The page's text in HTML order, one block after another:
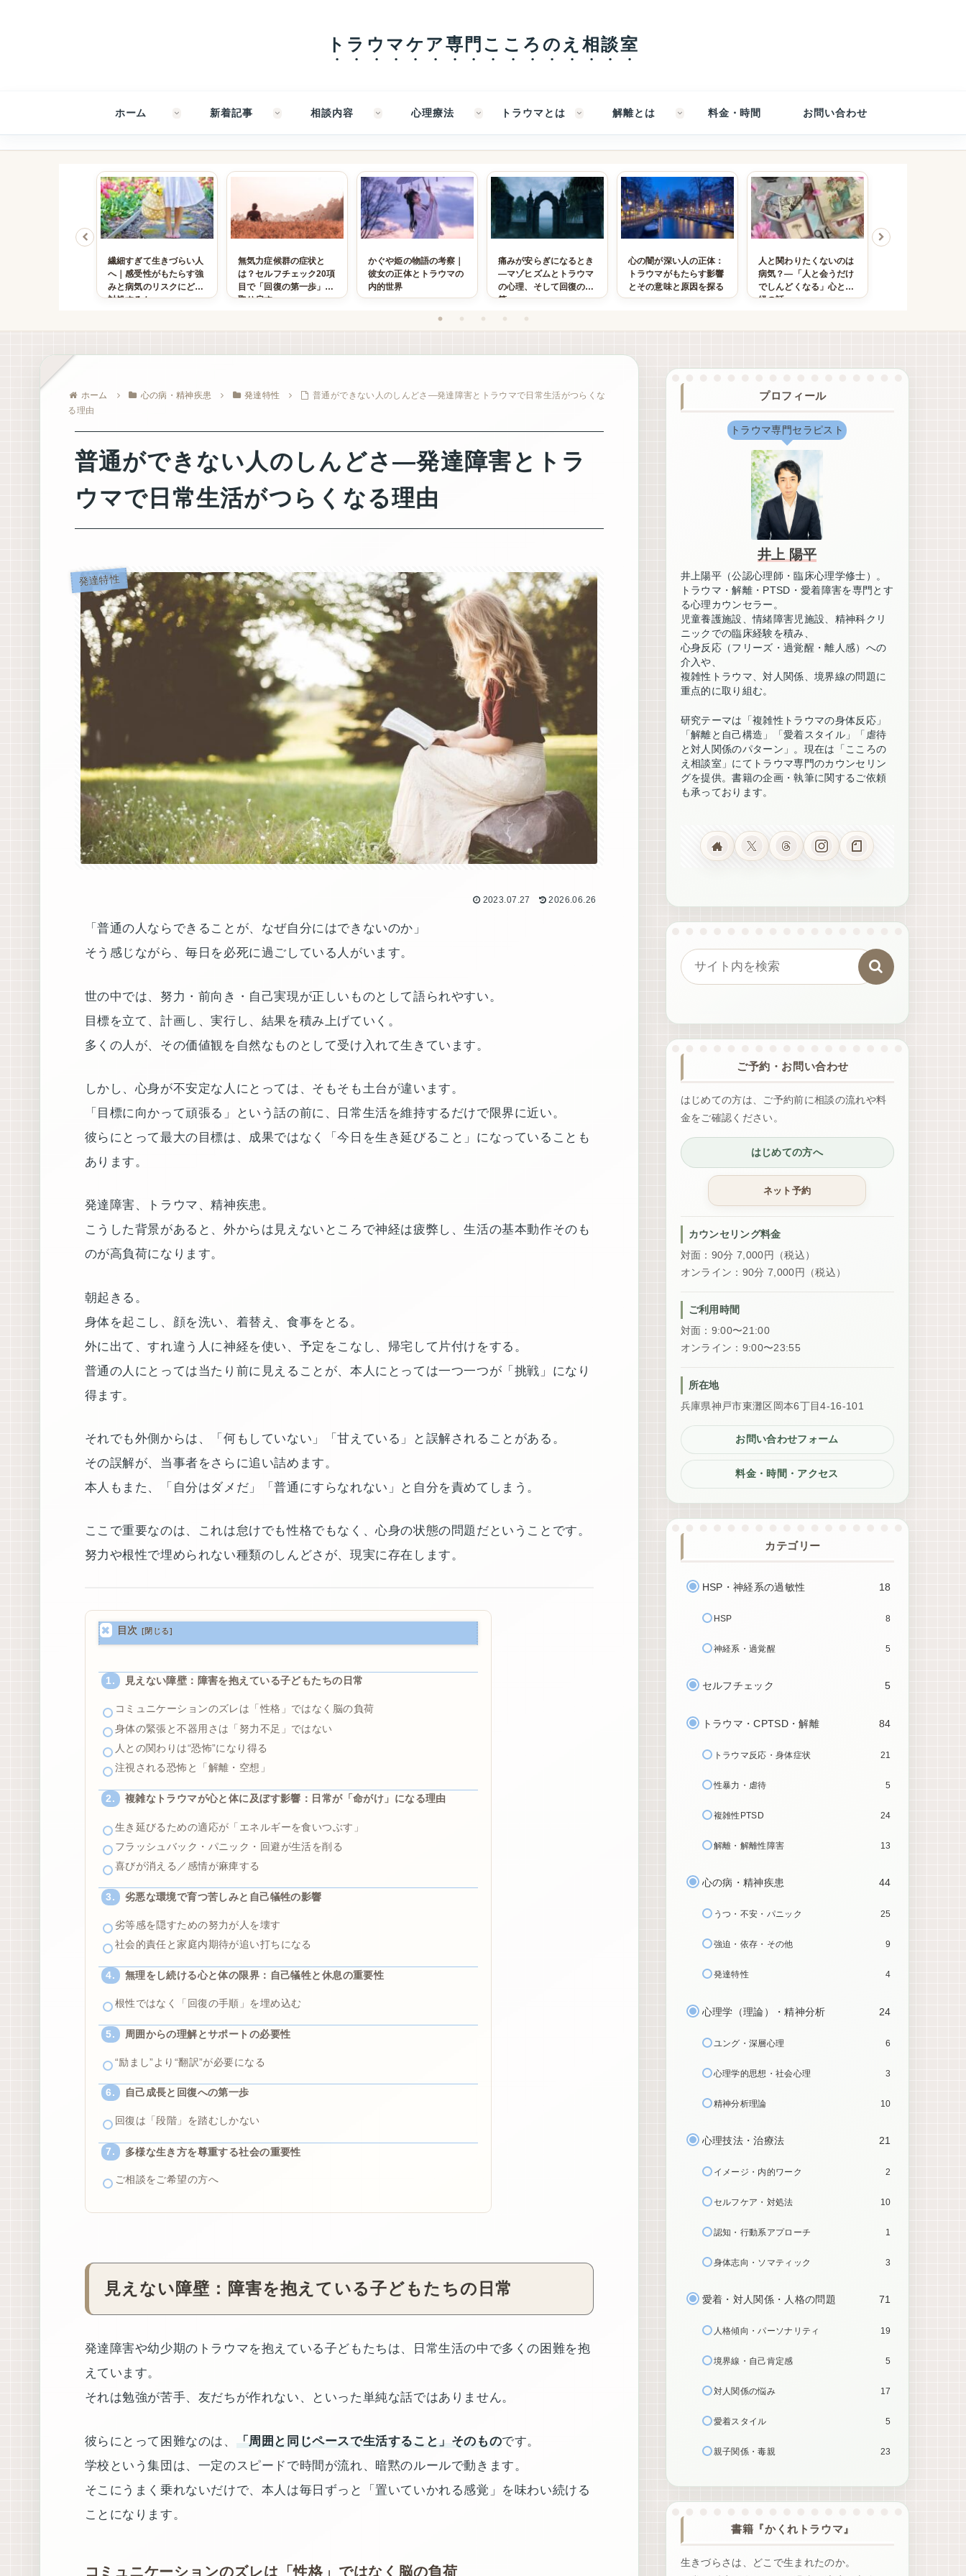
トラウマケア専門こころのえ相談室
ホーム 新着記事 相談内容 心理療法 トラウマとは 解離とは 料金・時間 お問い合わせ
健康診断では異常がない
のに、なぜこんなにしん
どいのか｜慢性不調を神
経系から読む
泣くことのメリットとデ
メリット：職場での感情
管理とストレス解消
HSPが限界に近づいてい
るサイン｜心と身体が壊
れる前に気づきたいこと
何も起きてないのに不安
が止まらない｜未来予測
がやめられない人の内側
幼少期のトラウマと自己
保護システム｜内なる子
どもが回復へ導くとき
自己愛性パーソナリティ
障害は子ども時代にどう
形づくられる？｜賞賛へ
の渇きと防衛の心理
ホーム 心の病・精神疾患 発達特性
普通ができない人のしんどさ―発達障害とトラウマで日常生活がつらくな
る理由
普通ができない人のしんどさ―発達障害とトラ
ウマで日常生活がつらくなる理由
発達特性
2023.07.27 2026.06.26
「普通の人ならできることが、なぜ自分にはできないのか」
そう感じながら、毎日を必死に過ごしている人がいます。
世の中では、努力・前向き・自己実現が正しいものとして語られやすい。
目標を立て、計画し、実行し、結果を積み上げていく。
多くの人が、その価値観を自然なものとして受け入れて生きています。
しかし、心身が不安定な人にとっては、そもそも土台が違います。
「目標に向かって頑張る」という話の前に、日常生活を維持するだけで限界に近い。
彼らにとって最大の目標は、成果ではなく「今日を生き延びること」になっていることも
あります。
発達障害、トラウマ、精神疾患。
こうした背景があると、外からは見えないところで神経は疲弊し、生活の基本動作そのも
のが高負荷になります。
朝起きる。
身体を起こし、顔を洗い、着替え、食事をとる。
外に出て、すれ違う人に神経を使い、予定をこなし、帰宅して片付けをする。
普通の人にとっては当たり前に見えることが、本人にとっては一つ一つが「挑戦」になり
得ます。
それでも外側からは、「何もしていない」「甘えている」と誤解されることがある。
その誤解が、当事者をさらに追い詰めます。
本人もまた、「自分はダメだ」「普通にすらなれない」と自分を責めてしまう。
ここで重要なのは、これは怠けでも性格でもなく、心身の状態の問題だということです。
努力や根性で埋められない種類のしんどさが、現実に存在します。
目次
見えない障壁：障害を抱えている子どもたちの日常
コミュニケーションのズレは「性格」ではなく脳の負荷
身体の緊張と不器用さは「努力不足」ではない
人との関わりは“恐怖”になり得る
注視される恐怖と「解離・空想」
複雑なトラウマが心と体に及ぼす影響：日常が「命がけ」になる理由
生き延びるための適応が「エネルギーを食いつぶす」
フラッシュバック・パニック・回避が生活を削る
喜びが消える／感情が麻痺する
劣悪な環境で育つ苦しみと自己犠牲の影響
劣等感を隠すための努力が人を壊す
社会的責任と家庭内期待が追い打ちになる
無理をし続ける心と体の限界：自己犠牲と休息の重要性
根性ではなく「回復の手順」を埋め込む
周囲からの理解とサポートの必要性
“励まし”より“翻訳”が必要になる
自己成長と回復への第一歩
回復は「段階」を踏むしかない
多様な生き方を尊重する社会の重要性
ご相談をご希望の方へ
見えない障壁：障害を抱えている子どもたちの日常
発達障害や幼少期のトラウマを抱えている子どもたちは、日常生活の中で多くの困難を抱
えています。
それは勉強が苦手、友だちが作れない、といった単純な話ではありません。
彼らにとって困難なのは、 「周囲と同じペースで生活すること」そのものです。
学校という集団は、一定のスピードで時間が流れ、暗黙のルールで動きます。
そこにうまく乗れないだけで、本人は毎日ずっと「置いていかれる感覚」を味わい続ける
ことになります。
コミュニケーションのズレは「性格」ではなく脳の負荷
プロフィール
トラウマ専門セラピスト
井上 陽平
井上陽平（公認心理師・臨床心理学修士）。
トラウマ・解離・PTSD・愛着障害を専門とす
る心理カウンセラー。
児童養護施設、情緒障害児施設、精神科クリ
ニックでの臨床経験を積み、
心身反応（フリーズ・過覚醒・離人感）への
介入や、
複雑性トラウマ、対人関係、境界線の問題に
重点的に取り組む。
研究テーマは「複雑性トラウマの身体反応」
「解離と自己構造」「愛着スタイル」「虐待
と対人関係のパターン」。現在は「こころの
え相談室」にてトラウマ専門のカウンセリン
グを提供。書籍の企画・執筆に関するご依頼
も承っております。
ご予約・お問い合わせ
はじめての方は、ご予約前に相談の流れや料
金をご確認ください。
はじめての方へ
カウンセリング料金
対面：90分 7,000円（税込）
オンライン：90分 7,000円（税込）
ご利用時間
対面：9:00〜21:00
オンライン：9:00〜23:55
所在地
兵庫県神戸市東灘区岡本6丁目4-16-101
お問い合わせフォーム
料金・時間・アクセス
カテゴリー
HSP・神経系の過敏性 18
HSP 8
神経系・過覚醒 5
セルフチェック 5
トラウマ・CPTSD・解離 84
トラウマ反応・身体症状 21
性暴力・虐待 5
複雑性PTSD 24
解離・解離性障害 13
心の病・精神疾患 44
うつ・不安・パニック 25
強迫・依存・その他 9
発達特性 4
心理学（理論）・精神分析 24
ユング・深層心理 6
心理学的思想・社会心理 3
精神分析理論 10
心理技法・治療法 21
イメージ・内的ワーク 2
セルフケア・対処法 10
認知・行動系アプローチ 1
身体志向・ソマティック 3
愛着・対人関係・人格の問題 71
人格傾向・パーソナリティ 19
境界線・自己肯定感 5
対人関係の悩み 17
愛着スタイル 5
親子関係・毒親 23
書籍『かくれトラウマ』
生きづらさは、どこで生まれたのか。